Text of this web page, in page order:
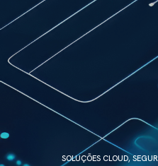
SOLUÇÕES CLOUD,